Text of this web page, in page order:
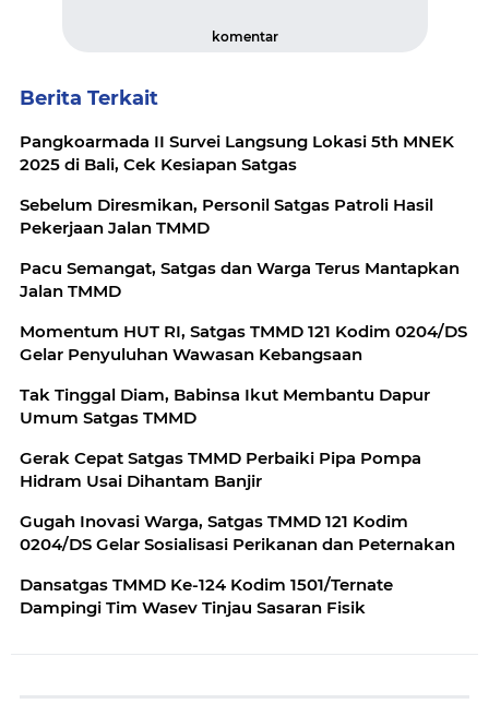
komentar
Berita Terkait
Pangkoarmada II Survei Langsung Lokasi 5th MNEK
2025 di Bali, Cek Kesiapan Satgas
Sebelum Diresmikan, Personil Satgas Patroli Hasil
Pekerjaan Jalan TMMD
Pacu Semangat, Satgas dan Warga Terus Mantapkan
Jalan TMMD
Momentum HUT RI, Satgas TMMD 121 Kodim 0204/DS
Gelar Penyuluhan Wawasan Kebangsaan
Tak Tinggal Diam, Babinsa Ikut Membantu Dapur
Umum Satgas TMMD
Gerak Cepat Satgas TMMD Perbaiki Pipa Pompa
Hidram Usai Dihantam Banjir
Gugah Inovasi Warga, Satgas TMMD 121 Kodim
0204/DS Gelar Sosialisasi Perikanan dan Peternakan
Dansatgas TMMD Ke-124 Kodim 1501/Ternate
Dampingi Tim Wasev Tinjau Sasaran Fisik